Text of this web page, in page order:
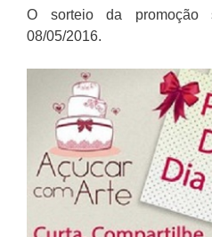
O sorteio da promoção
08/05/2016.